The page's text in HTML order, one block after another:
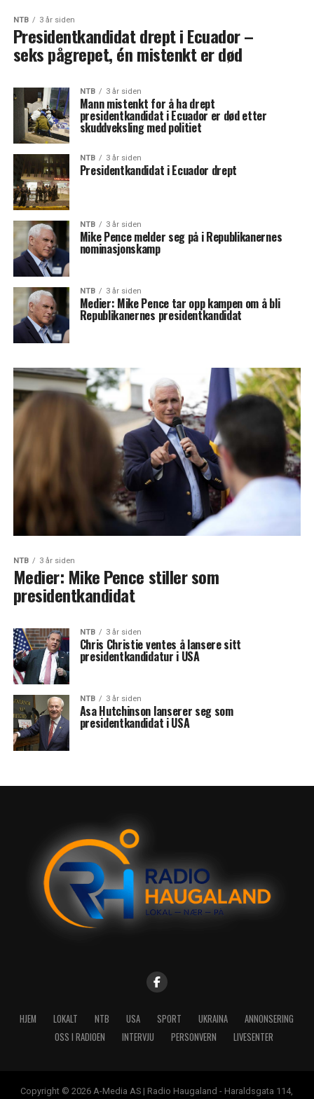
NTB 3 år siden
Presidentkandidat drept i Ecuador –
seks pågrepet, én mistenkt er død
NTB 3 år siden
Mann mistenkt for å ha drept
presidentkandidat i Ecuador er død etter
skuddveksling med politiet
NTB 3 år siden
Presidentkandidat i Ecuador drept
NTB 3 år siden
Mike Pence melder seg på i Republikanernes
nominasjonskamp
NTB 3 år siden
Medier: Mike Pence tar opp kampen om å bli
Republikanernes presidentkandidat
NTB 3 år siden
Medier: Mike Pence stiller som
presidentkandidat
NTB 3 år siden
Chris Christie ventes å lansere sitt
presidentkandidatur i USA
NTB 3 år siden
Asa Hutchinson lanserer seg som
presidentkandidat i USA
HJEM LOKALT NTB USA SPORT UKRAINA
ANNONSERING
OSS I RADIOEN
INTERVJU PERSONVERN LIVESENTER
Copyright © 2026 A-Media AS | Radio Haugaland - Haraldsgata 114,